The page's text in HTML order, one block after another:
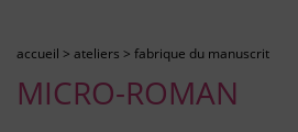
accueil > ateliers > fabrique du manuscrit
MICRO-ROMAN